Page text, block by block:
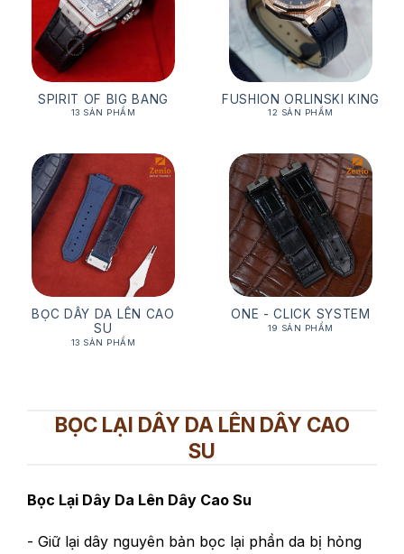
SPIRIT OF BIG BANG
13 SẢN PHẨM
FUSHION ORLINSKI KING
12 SẢN PHẨM
BỌC DÂY DA LÊN CAO
SU
13 SẢN PHẨM
ONE - CLICK SYSTEM
19 SẢN PHẨM
BỌC LẠI DÂY DA LÊN DÂY CAO
SU
Bọc Lại Dây Da Lên Dây Cao Su
- Giữ lại dây nguyên bản bọc lại phần da bị hỏng